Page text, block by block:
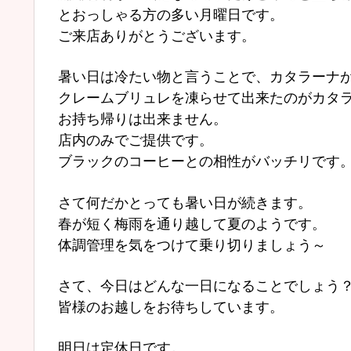
とおっしゃる方の多い月曜日です。
ご来店ありがとうございます。
暑い日は冷たい物と言うことで、カタラーナ
クレームブリュレを凍らせて出来たのがカタ
お持ち帰りは出来ません。
店内のみでご提供です。
ブラックのコーヒーとの相性がバッチリです。
さて何だかとっても暑い日が続きます。
春が短く梅雨を通り越して夏のようです。
体調管理を気をつけて乗り切りましょう～
さて、今日はどんな一日になることでしょう？
皆様のお越しをお待ちしています。